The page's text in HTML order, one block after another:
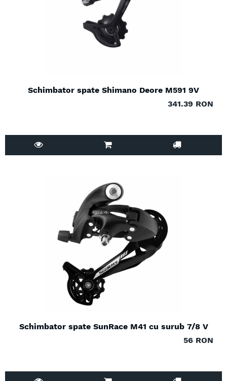
Schimbator spate Shimano Deore M591 9V
341.39 RON
Schimbator spate SunRace M41 cu surub 7/8 V
56 RON